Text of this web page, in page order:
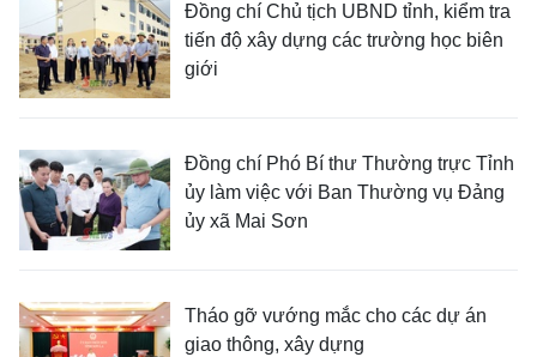
Đồng chí Chủ tịch UBND tỉnh, kiểm tra
tiến độ xây dựng các trường học biên
giới
Đồng chí Phó Bí thư Thường trực Tỉnh
ủy làm việc với Ban Thường vụ Đảng
ủy xã Mai Sơn
Tháo gỡ vướng mắc cho các dự án
giao thông, xây dựng